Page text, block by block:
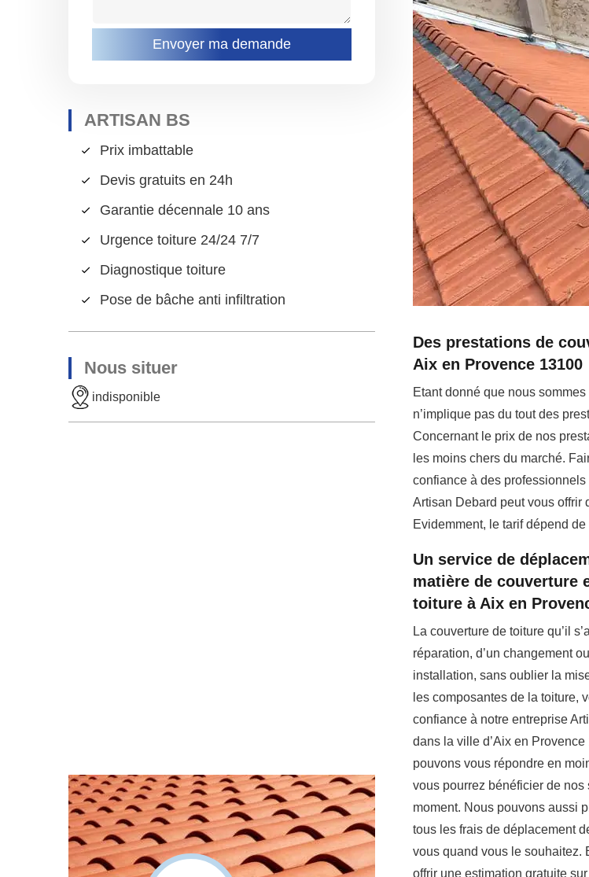
ARTISAN BS
Prix imbattable
Devis gratuits en 24h
Garantie décennale 10 ans
Urgence toiture 24/24 7/7
Diagnostique toiture
Pose de bâche anti infiltration
Nous situer
indisponible
Des prestations de
Aix en Provence 13100
Etant donné que nous
n’implique pas du tout des
Concernant le prix de nos
les moins chers du marché.
confiance à des
Artisan Debard peut vous offrir
Evidemment, le tarif dépend
Un service de
matière de couverture
toiture à Aix en
La couverture de toiture qu’il
réparation, d’un changement
installation, sans oublier la
les composantes de la toiture,
confiance à notre entreprise
dans la ville d’Aix en
pouvons vous répondre en
vous pourrez bénéficier de nos
moment. Nous pouvons aussi
tous les frais de déplacement
vous quand vous le souhaitez.
offrir une estimation gratuite